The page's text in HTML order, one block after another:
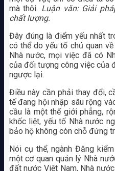
mà thôi. Luận văn: Giải
chất lượng.
Đây đúng là điểm yếu nhất
có thể do yếu tố chủ quan
Nhà nước, mọi việc đã có
của đối tượng công việc của
ngược lại.
Điều này cần phải thay đổi,
tế đang hội nhập sâu rộng
cầu là một thế giới phẳng,
khốc liệt, yếu tố Nhà nước
bảo hộ không còn chỗ đứng
Nói cụ thể, ngành Đăng
một cơ quan quản lý Nhà
đất nước Việt Nam, Nhà